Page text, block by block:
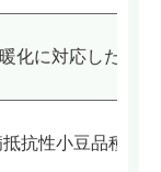
化に対応した系
抗性小豆品種の